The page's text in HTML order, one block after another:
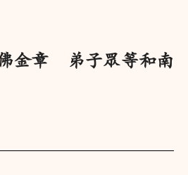
章 弟子眾等和南